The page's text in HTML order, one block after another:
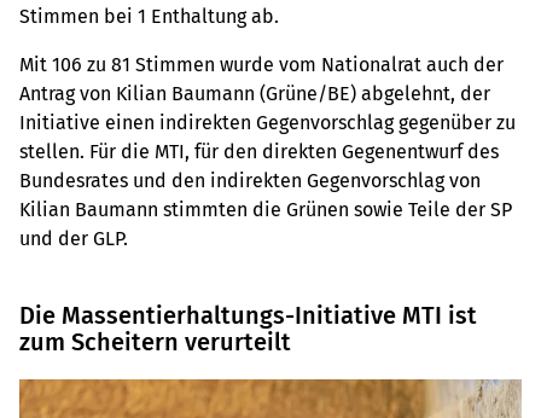
Stimmen bei 1 Enthaltung ab.
Mit 106 zu 81 Stimmen wurde vom Nationalrat auch der
Antrag von Kilian Baumann (Grüne/BE) abgelehnt, der
Initiative einen indirekten Gegenvorschlag gegenüber zu
stellen. Für die MTI, für den direkten Gegenentwurf des
Bundesrates und den indirekten Gegenvorschlag von
Kilian Baumann stimmten die Grünen sowie Teile der SP
und der GLP.
Die Massentierhaltungs-Initiative MTI ist
zum Scheitern verurteilt